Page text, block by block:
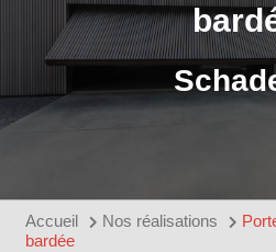
Accueil Nos réalisations
bardée